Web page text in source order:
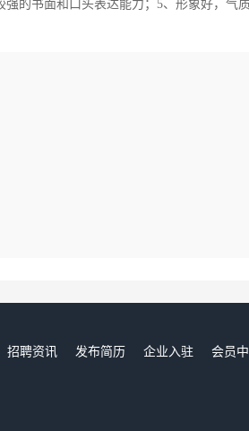
的书面和口头表达能力；5、形象好，气
招聘资讯 发布简历 企业入驻 会员